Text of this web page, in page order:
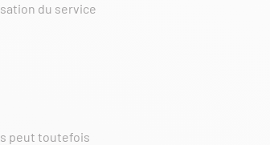
du service
peut toutefois